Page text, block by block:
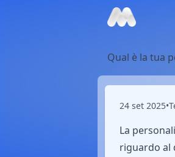
Qual è la tua
24 set 2025•
La
riguardo al